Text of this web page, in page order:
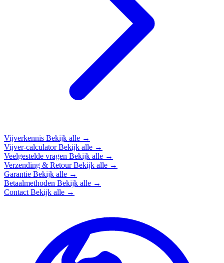
Vijverkennis Bekijk alle →
Vijver-calculatorBekijk alle →
Veelgestelde vragen Bekijk alle →
Verzending & RetourBekijk alle →
Garantie Bekijk alle →
Betaalmethoden Bekijk alle →
Contact Bekijk alle →